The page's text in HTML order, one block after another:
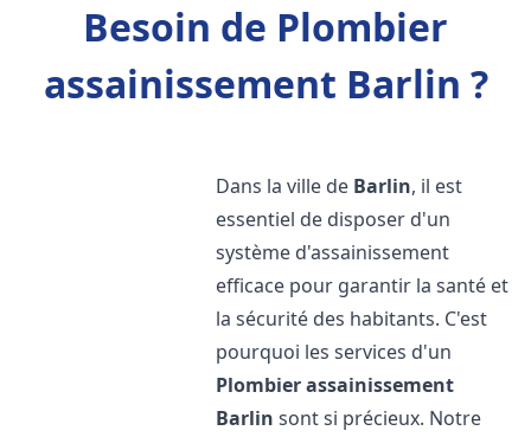
Besoin de Plombier
assainissement Barlin ?
Dans la ville de Barlin, il est
essentiel de disposer d'un
système d'assainissement
efficace pour garantir la santé et
la sécurité des habitants. C'est
pourquoi les services d'un
Plombier assainissement
Barlin sont si précieux. Notre